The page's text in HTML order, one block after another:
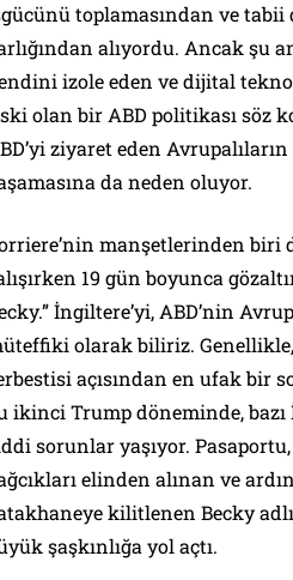
toplamasından ve
alıyordu. Ancak şu
izole eden ve dijital
olan bir ABD politikası söz
ziyaret eden
da neden oluyor.
manşetlerinden biri
19 gün boyunca
İngiltere’yi, ABD’nin
olarak biliriz.
açısından en ufak bir
ikinci Trump döneminde, bazı
sorunlar yaşıyor.
elinden alınan ve
kilitlenen Becky
şaşkınlığa yol açtı.